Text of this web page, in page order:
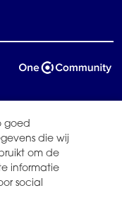
goed
die wij
om de
informatie
social